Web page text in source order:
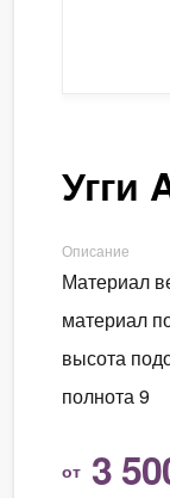
Угги
Описание
Материал
материал
высота
полнота 9
от 3